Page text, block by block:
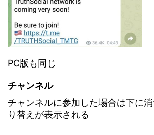
PC版も同じ
チャンネル
チャンネルに参加した場合は下に
り替えが表示される